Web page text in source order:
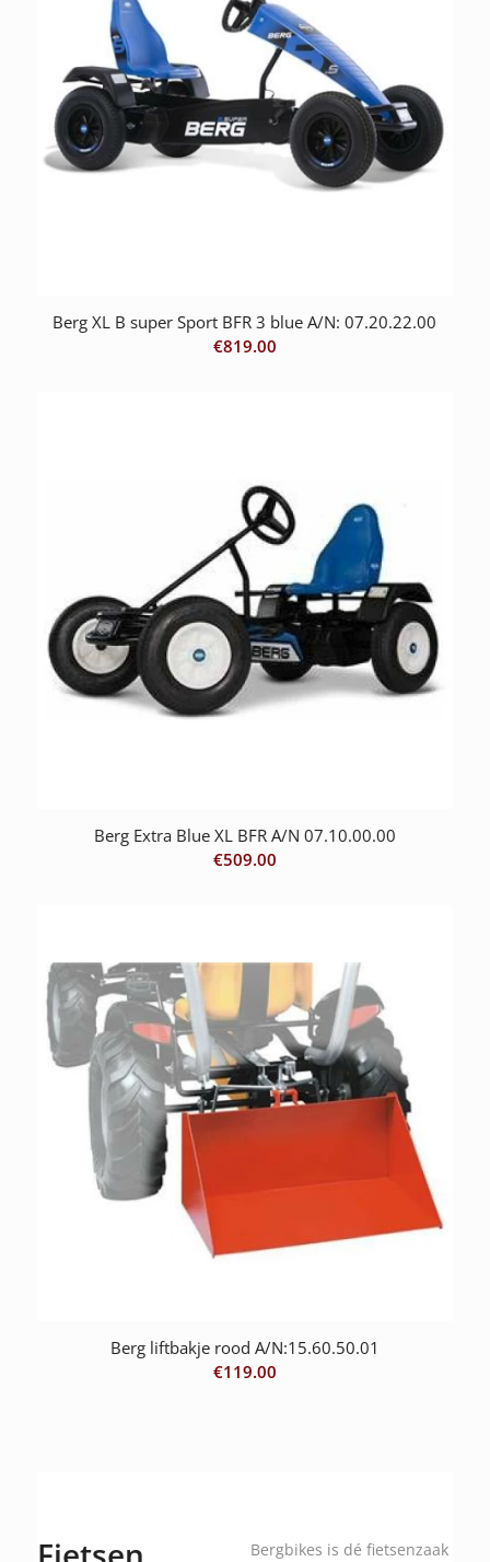
Berg XL B super Sport BFR 3 blue A/N: 07.20.22.00
€819.00
Berg Extra Blue XL BFR A/N 07.10.00.00
€509.00
Berg liftbakje rood A/N:15.60.50.01
€119.00
Bergbikes is dé fietsenzaak